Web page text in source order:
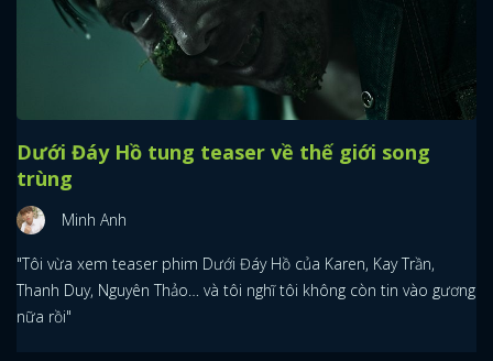
Dưới Đáy Hồ tung teaser về thế giới song
trùng
Minh Anh
"Tôi vừa xem teaser phim Dưới Đáy Hồ của Karen, Kay Trần,
Thanh Duy, Nguyên Thảo… và tôi nghĩ tôi không còn tin vào gương
nữa rồi"